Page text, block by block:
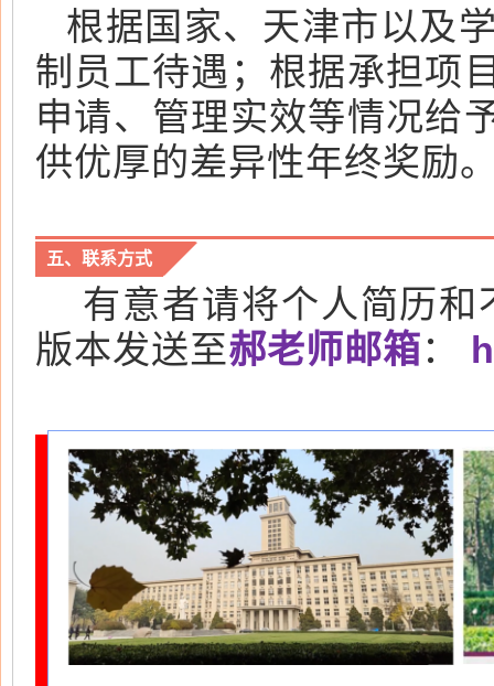
根据国家、天津市以及
制员工待遇；根据承担项
申请、管理实效等情况给
供优厚的差异性年终奖励
五、联系方式
有意者请将个人简历和
版本发送至郝老师邮箱：